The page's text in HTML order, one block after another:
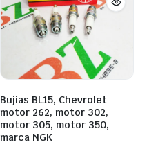
Bujias BL15, Chevrolet
motor 262, motor 302,
motor 305, motor 350,
marca NGK